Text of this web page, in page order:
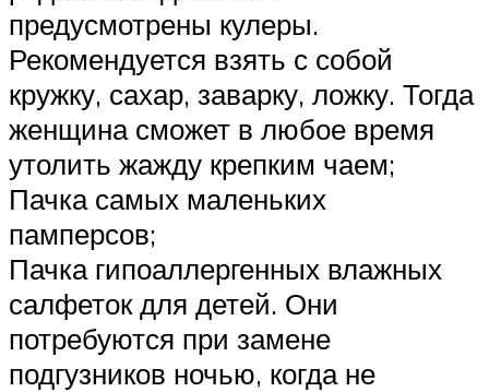
предусмотрены кулеры.
Рекомендуется взять с собой
кружку, сахар, заварку, ложку. Тогда
женщина сможет в любое время
утолить жажду крепким чаем;
Пачка самых маленьких
памперсов;
Пачка гипоаллергенных влажных
салфеток для детей. Они
потребуются при замене
подгузников ночью, когда не